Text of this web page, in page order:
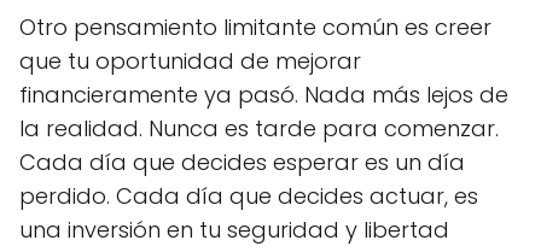
Otro pensamiento limitante común es creer
que tu oportunidad de mejorar
financieramente ya pasó. Nada más lejos de
la realidad. Nunca es tarde para comenzar.
Cada día que decides esperar es un día
perdido. Cada día que decides actuar, es
una inversión en tu seguridad y libertad